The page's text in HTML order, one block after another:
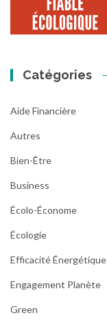
Catégories
Aide Financière
Autres
Bien-Être
Business
Écolo-Économe
Écologie
Efficacité Énergétique
Engagement Planète
Green